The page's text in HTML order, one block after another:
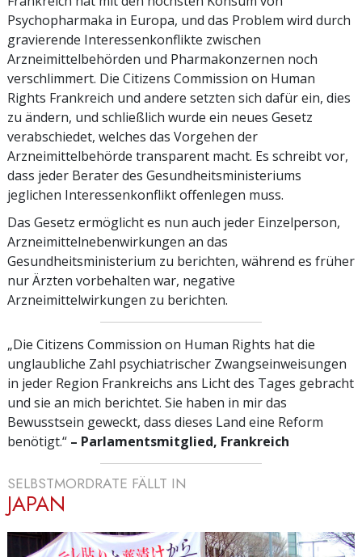
Psychopharmaka in Europa, und das Problem wird durch
gravierende Interessenkonflikte zwischen
Arzneimittelbehörden und Pharmakonzernen noch
verschlimmert. Die Citizens Commission on Human
Rights Frankreich und andere setzten sich dafür ein, dies
zu ändern, und schließlich wurde ein neues Gesetz
verabschiedet, welches das Vorgehen der
Arzneimittelbehörde transparent macht. Es schreibt vor,
dass jeder Berater des Gesundheitsministeriums
jeglichen Interessenkonflikt offenlegen muss.
Das Gesetz ermöglicht es nun auch jeder Einzelperson,
Arzneimittelnebenwirkungen an das
Gesundheitsministerium zu berichten, während es früher
nur Ärzten vorbehalten war, negative
Arzneimittelwirkungen zu berichten.
„Die Citizens Commission on Human Rights hat die
unglaubliche Zahl psychiatrischer Zwangseinweisungen
in jeder Region Frankreichs ans Licht des Tages gebracht
und sie an mich berichtet. Sie haben in mir das
Bewusstsein geweckt, dass dieses Land eine Reform
benötigt.“ – Parlamentsmitglied, Frankreich
SELBSTMORDRATE FÄLLT IN
JAPAN